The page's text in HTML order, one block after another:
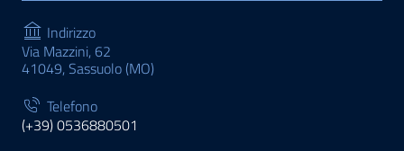
Indirizzo
Via Mazzini, 62
41049, Sassuolo (MO)
Telefono
(+39) 0536880501